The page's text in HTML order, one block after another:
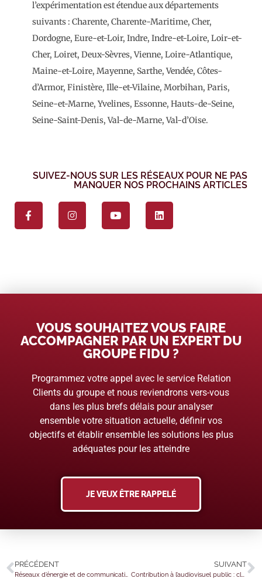
l’expérimentation est étendue aux départements
suivants : Charente, Charente-Maritime, Cher,
Dordogne, Eure-et-Loir, Indre, Indre-et-Loire, Loir-et-
Cher, Loiret, Deux-Sèvres, Vienne, Loire-Atlantique,
Maine-et-Loire, Mayenne, Sarthe, Vendée, Côtes-
d’Armor, Finistère, Ille-et-Vilaine, Morbihan, Paris,
Seine-et-Marne, Yvelines, Essonne, Hauts-de-Seine,
Seine-Saint-Denis, Val-de-Marne, Val-d’Oise.
SUIVEZ-NOUS SUR LES RÉSEAUX POUR NE PAS
MANQUER NOS PROCHAINS ARTICLES
VOUS SOUHAITEZ VOUS FAIRE
ACCOMPAGNER PAR UN EXPERT DU
GROUPE FIDU ?
Programmez votre appel avec le service Relation
Clients du groupe et nous reviendrons vers-vous
dans les plus brefs délais pour analyser
ensemble votre situation actuelle, définir vos
objectifs et établir ensemble les solutions les plus
adéquates pour les atteindre
JE VEUX ÊTRE RAPPELÉ
PRÉCÉDENT SUIVANT